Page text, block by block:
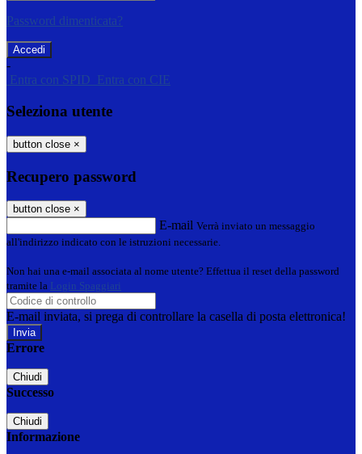
Password dimenticata?
-
Entra con SPID
Entra con CIE
Seleziona utente
button close ×
Recupero password
button close ×
E-mail Verrà inviato un messaggio
all'indirizzo indicato con le istruzioni necessarie.
Non hai una e-mail associata al nome utente? Effettua il reset della password
tramite la Login Spaggiari
E-mail inviata, si prega di controllare la casella di posta elettronica!
Errore
Chiudi
Successo
Chiudi
Informazione